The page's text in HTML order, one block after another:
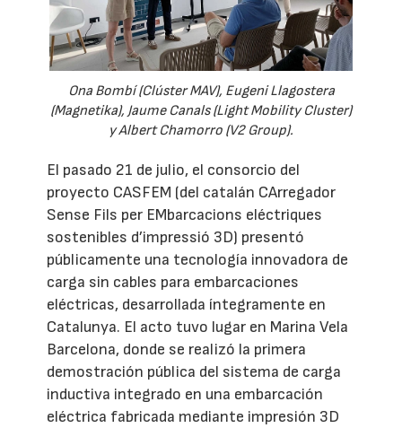
Ona Bombí (Clúster MAV), Eugeni Llagostera
(Magnetika), Jaume Canals (Light Mobility Cluster)
y Albert Chamorro (V2 Group).
El pasado 21 de julio, el consorcio del
proyecto CASFEM (del catalán CArregador
Sense Fils per EMbarcacions eléctriques
sostenibles d’impressió 3D) presentó
públicamente una tecnología innovadora de
carga sin cables para embarcaciones
eléctricas, desarrollada íntegramente en
Catalunya. El acto tuvo lugar en Marina Vela
Barcelona, donde se realizó la primera
demostración pública del sistema de carga
inductiva integrado en una embarcación
eléctrica fabricada mediante impresión 3D